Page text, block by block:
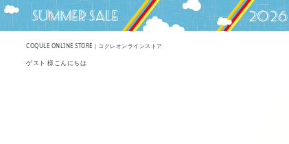
COQULE ONLINE STORE｜コクレオンラインストア
ゲスト 様こんにちは